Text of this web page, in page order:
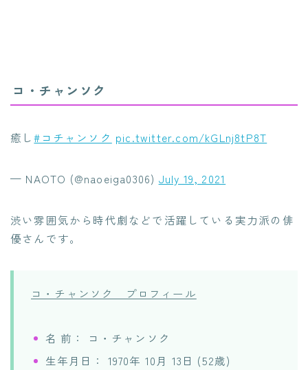
コ・チャンソク
癒し#コチャンソク pic.twitter.com/kGLnj8tP8T
— NAOTO (@naoeiga0306) July 19, 2021
渋い雰囲気から時代劇などで活躍している実力派の俳
優さんです。
コ・チャンソク プロフィール
名 前： コ・チャンソク
生年月日： 1970年 10月 13日 (52歳)